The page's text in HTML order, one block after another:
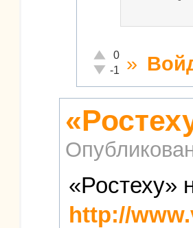
Отлично!
0
Неадекватно!
-1 »
«Ростеху»
http://